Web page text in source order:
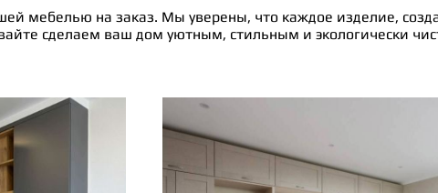
мебелью на заказ. Мы уверены, что каждое изделие,
сделаем ваш дом уютным, стильным и экологически